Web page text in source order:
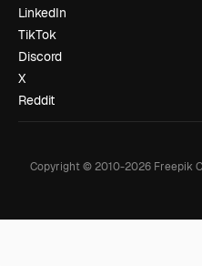
LinkedIn
TikTok
Discord
X
Reddit
Copyright © 2010-2026Freepik